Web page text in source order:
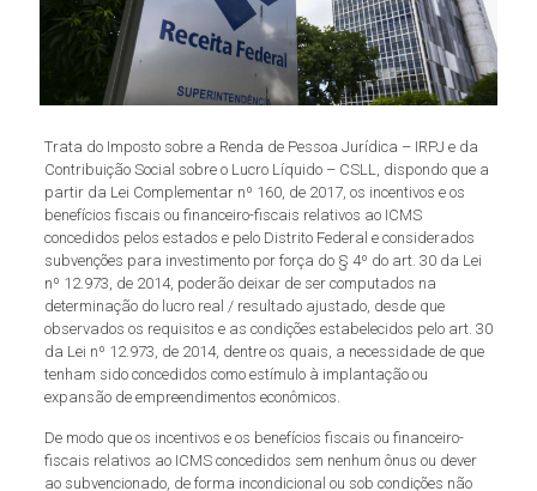
Trata do Imposto sobre a Renda de Pessoa Jurídica – IRPJ e da
Contribuição Social sobre o Lucro Líquido – CSLL, dispondo que a
partir da Lei Complementar nº 160, de 2017, os incentivos e os
benefícios fiscais ou financeiro-fiscais relativos ao ICMS
concedidos pelos estados e pelo Distrito Federal e considerados
subvenções para investimento por força do § 4º do art. 30 da Lei
nº 12.973, de 2014, poderão deixar de ser computados na
determinação do lucro real / resultado ajustado, desde que
observados os requisitos e as condições estabelecidos pelo art. 30
da Lei nº 12.973, de 2014, dentre os quais, a necessidade de que
tenham sido concedidos como estímulo à implantação ou
expansão de empreendimentos econômicos.
De modo que os incentivos e os benefícios fiscais ou financeiro-
fiscais relativos ao ICMS concedidos sem nenhum ônus ou dever
ao subvencionado, de forma incondicional ou sob condições não